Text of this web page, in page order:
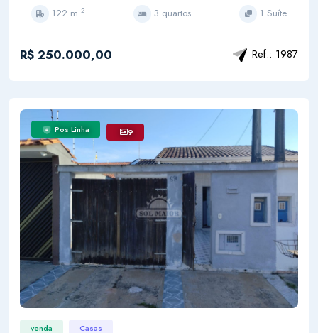
122 m 2 3 quartos 1 Suíte
R$ 250.000,00 Ref.: 1987
Pos Linha 9
venda Casas